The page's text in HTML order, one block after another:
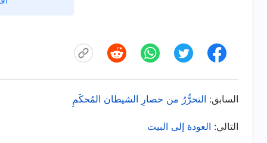
أخبرتها أنه كان عليّ فعل شيء عند جارتي المجاورة
أعرف في قلبي أن الأخت وانغ كانت شخصًا جيدًا،
السابق: التحرُّرُ من حصارِ الشيطان المُحكَمِ
التالي: العودة إلى البيت